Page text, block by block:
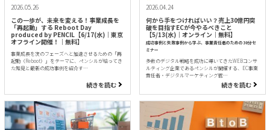
2026.05.26
この一歩が、未来を変える！事業成長を
「再起動」する Reboot Day
produced by PENCIL【6/17(水)｜東京
オフライン開催！｜無料】
事業成長を次のフェーズへと加速させるための「再
起動（Reboot）」をテーマに、ペンシルが培ってき
た知見と最新の成功事例を紹介す…
続きを読む
2026.04.24
何から手をつければいい？売上30億円突
破を目指すECが今やるべきこと
【5/13(水)｜オンライン｜無料】
成功事例と失敗事例から学ぶ、事業責任者のための30分セ
ミナー
多数のデジタル戦略を成功に導いてきたWEBコンサ
ルティング企業であるペンシルが開催する、EC事業
責任者・デジタルマーケティング管…
続きを読む